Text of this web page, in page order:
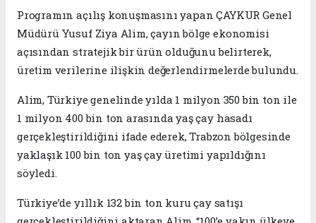
Programın açılış konuşmasını yapan ÇAYKUR Genel
Müdürü Yusuf Ziya Alim, çayın bölge ekonomisi
açısından stratejik bir ürün olduğunu belirterek,
üretim verilerine ilişkin değerlendirmelerde bulundu.
Alim, Türkiye genelinde yılda 1 milyon 350 bin ton ile
1 milyon 400 bin ton arasında yaş çay hasadı
gerçekleştirildiğini ifade ederek, Trabzon bölgesinde
yaklaşık 100 bin ton yaş çay üretimi yapıldığını
söyledi.
Türkiye’de yıllık 132 bin ton kuru çay satışı